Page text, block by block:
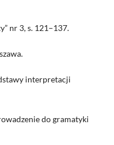
nr 3, s. 121–137.
interpretacji
do gramatyki